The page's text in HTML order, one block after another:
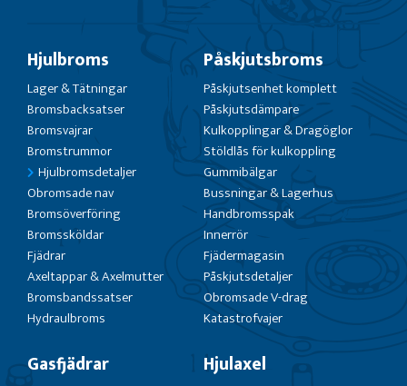
Hjulbroms
Lager & Tätningar
Bromsbacksatser
Bromsvajrar
Bromstrummor
Hjulbromsdetaljer
Obromsade nav
Bromsöverföring
Bromssköldar
Fjädrar
Axeltappar & Axelmutter
Bromsbandssatser
Hydraulbroms
Påskjutsbroms
Påskjutsenhet komplett
Påskjutsdämpare
Kulkopplingar & Dragöglor
Stöldlås för kulkoppling
Gummibälgar
Bussningar & Lagerhus
Handbromsspak
Innerrör
Fjädermagasin
Påskjutsdetaljer
Obromsade V-drag
Katastrofvajer
Gasfjädrar Hjulaxel